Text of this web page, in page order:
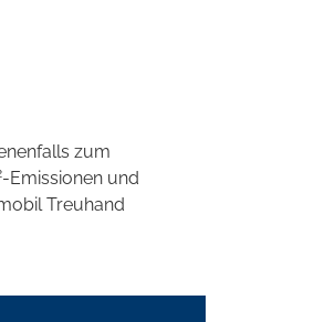
zum
-Emissionen und
Treuhand